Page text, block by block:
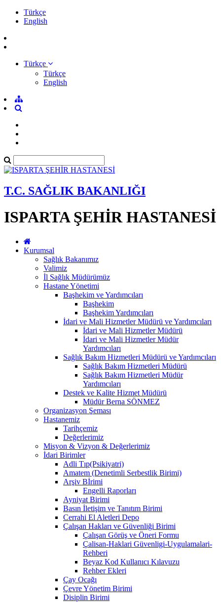
Türkçe
English
Türkçe
Türkçe
English
T.C. SAĞLIK BAKANLIĞI
ISPARTA ŞEHİR HASTANESİ
Kurumsal
Sağlık Bakanımız
Valimiz
İl Sağlık Müdürümüz
Hastane Yönetimi
Başhekim ve Yardımcıları
Başhekim
Başhekim Yardımcıları
İdari ve Mali Hizmetler Müdürü ve Yardımcıları
İdari ve Mali Hizmetler Müdürü
İdari ve Mali Hizmetler Müdür
Yardımcıları
Sağlık Bakım Hizmetleri Müdürü ve Yardımcıları
Sağlık Bakım Hizmetleri Müdürü
Sağlık Bakım Hizmetleri Müdür
Yardımcıları
Destek ve Kalite Hizmet Müdürü
Müdür Berna SÖNMEZ
Organizasyon Şeması
Hastanemiz
Tarihçemiz
Değerlerimiz
Misyon & Vizyon & Değerlerimiz
İdari Birimler
Adli Tıp(Psikiyatri)
Amatem (Denetimli Serbestlik Birimi)
Arşiv Bİrimi
Engelli Raporları
Ayniyat Birimi
Basın İletişim ve Tanıtım Birimi
Cerrahi El Aletleri Depo
Çalışan Hakları ve Güvenliği Birimi
Çalışan Görüş ve Öneri Formu
Çalisan-Haklari Güvenligi-Uygulamalari-
Rehberi
Beyaz Kod Kullanıcı Kılavuzu
Rehber Ekleri
Çay Ocağı
Çevre Yönetim Birimi
Disiplin Birimi